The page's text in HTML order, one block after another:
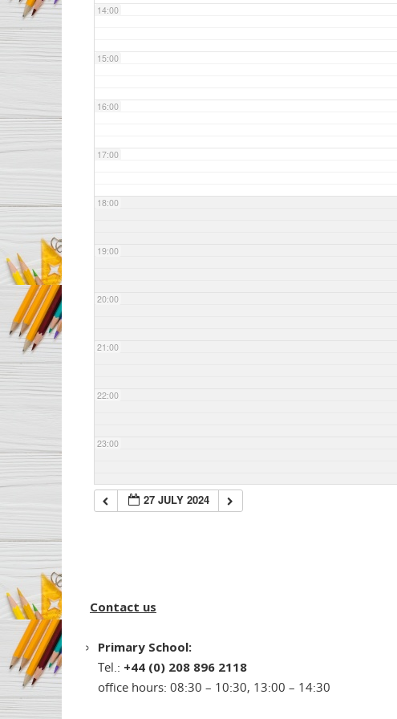
14:00
15:00
16:00
17:00
18:00
19:00
20:00
21:00
22:00
23:00
27 JULY 2024
Contact us
Primary School:
Tel.: +44 (0) 208 896 2118
office hours: 08:30 – 10:30, 13:00 – 14:30